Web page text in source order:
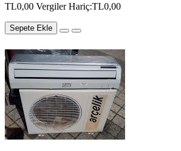
TL0,00 Vergiler Hariç:TL0,00
Sepete Ekle